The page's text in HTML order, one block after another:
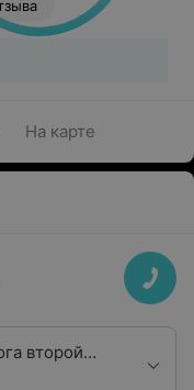
На карте
второй